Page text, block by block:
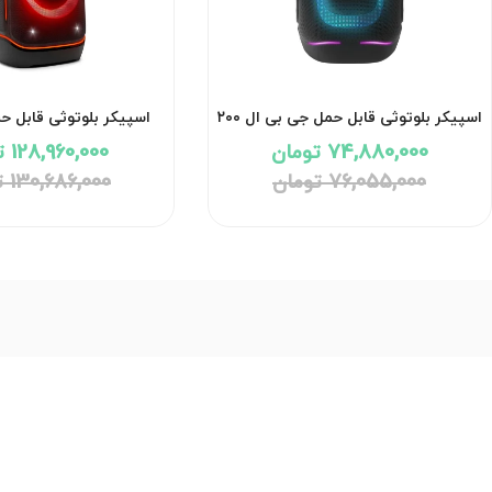
اسپیکر بلوتوثی قابل حمل جی بی ال ۲۰۰
ماهه شرکتی
74,880,000 تومان
76,055,000 تومان
اسپیکر بلوتوثی
گارانتی 18 ماهه شرکتی
128,960,000 تومان
130,686,000 تومان